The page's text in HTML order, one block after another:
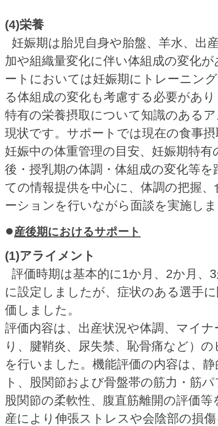
(4)栄養
妊娠期は胎児自身や胎盤、羊水、出
加や組織量変化に伴い体組成の変化
ートにおいては妊娠期にトレーニン
る体組成の変化も考慮する必要があ
特有の栄養摂取について知識のある
現状です。サポートでは現在の食事
妊娠中の体重管理の目安、妊娠期特
後・授乳期の体調・体組成の変化等
ての情報提供を中心に、体調の把握
ーションを行いながら面談を実施し
産後期におけるサポート
(1)アライメント
評価時期は基本的に1か月、2か月、
に設定しましたが、症状のある選手
価しました。
評価内容は、出産状況や体調、マイ
り、腱鞘炎、尿失禁、恥骨痛など）
を行いました。機能評価の内容は、
ト、股関節および骨盤帯の筋力・筋
股関節の柔軟性、腹直筋離開の評価
産により伸張ストレスや会陰部の損